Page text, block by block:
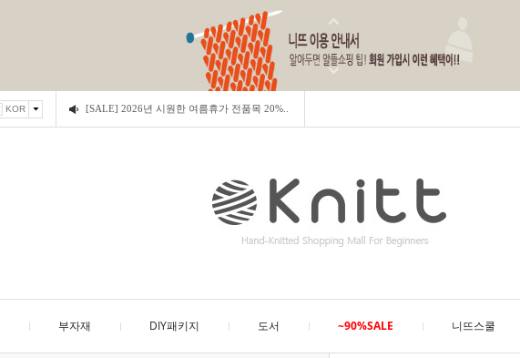
KOR [SALE] 2026년 시원한 여름휴가 전품목 20%..
부자재 DIY패키지 도서 ~90%SALE 니뜨스쿨